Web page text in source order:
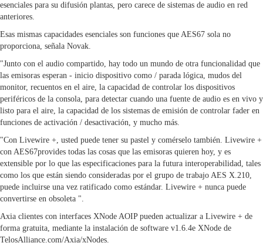
esenciales para su difusión plantas, pero carece de sistemas de audio en red
anteriores.
Esas mismas capacidades esenciales son funciones que AES67 sola no
proporciona, señala Novak.
"Junto con el audio compartido, hay todo un mundo de otra funcionalidad que
las emisoras esperan - inicio dispositivo como / parada lógica, mudos del
monitor, recuentos en el aire, la capacidad de controlar los dispositivos
periféricos de la consola, para detectar cuando una fuente de audio es en vivo y
listo para el aire, la capacidad de los sistemas de emisión de controlar fader en
funciones de activación / desactivación, y mucho más.
"Con Livewire +, usted puede tener su pastel y comérselo también. Livewire +
con AES67provides todas las cosas que las emisoras quieren hoy, y es
extensible por lo que las especificaciones para la futura interoperabilidad, tales
como los que están siendo consideradas por el grupo de trabajo AES X.210,
puede incluirse una vez ratificado como estándar. Livewire + nunca puede
convertirse en obsoleta ".
Axia clientes con interfaces XNode AOIP pueden actualizar a Livewire + de
forma gratuita, mediante la instalación de software v1.6.4e XNode de
TelosAlliance.com/Axia/xNodes.